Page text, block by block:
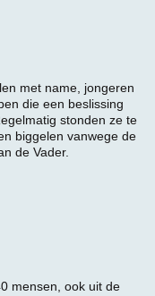
met name, jongeren
die een beslissing
stonden ze te
biggelen vanwege de
de Vader.
mensen, ook uit de